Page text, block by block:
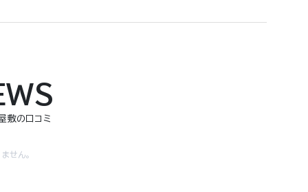
の口コミ
せん。